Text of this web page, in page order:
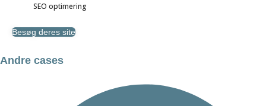
SEO optimering
Besøg deres site
Andre cases